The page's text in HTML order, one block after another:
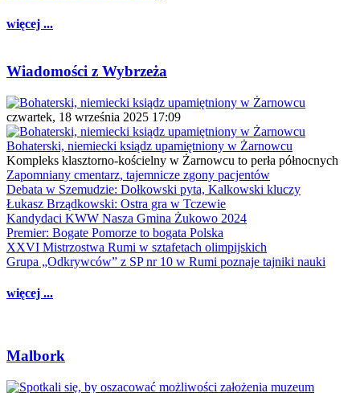
więcej ...
Wiadomości z Wybrzeża
czwartek, 18 września 2025 17:09
Bohaterski, niemiecki ksiądz upamiętniony w Żarnowcu
Kompleks klasztorno-kościelny w Żarnowcu to perła północnych
Zapomniany cmentarz, tajemnicze zgony pacjentów
Debata w Szemudzie: Dołkowski pyta, Kalkowski kluczy
Łukasz Brządkowski: Ostra gra w Tczewie
Kandydaci KWW Nasza Gmina Żukowo 2024
Premier: Bogate Pomorze to bogata Polska
XXVI Mistrzostwa Rumi w sztafetach olimpijskich
Grupa „Odkrywców” z SP nr 10 w Rumi poznaje tajniki nauki
więcej ...
Malbork